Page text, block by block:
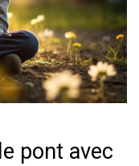
pont avec